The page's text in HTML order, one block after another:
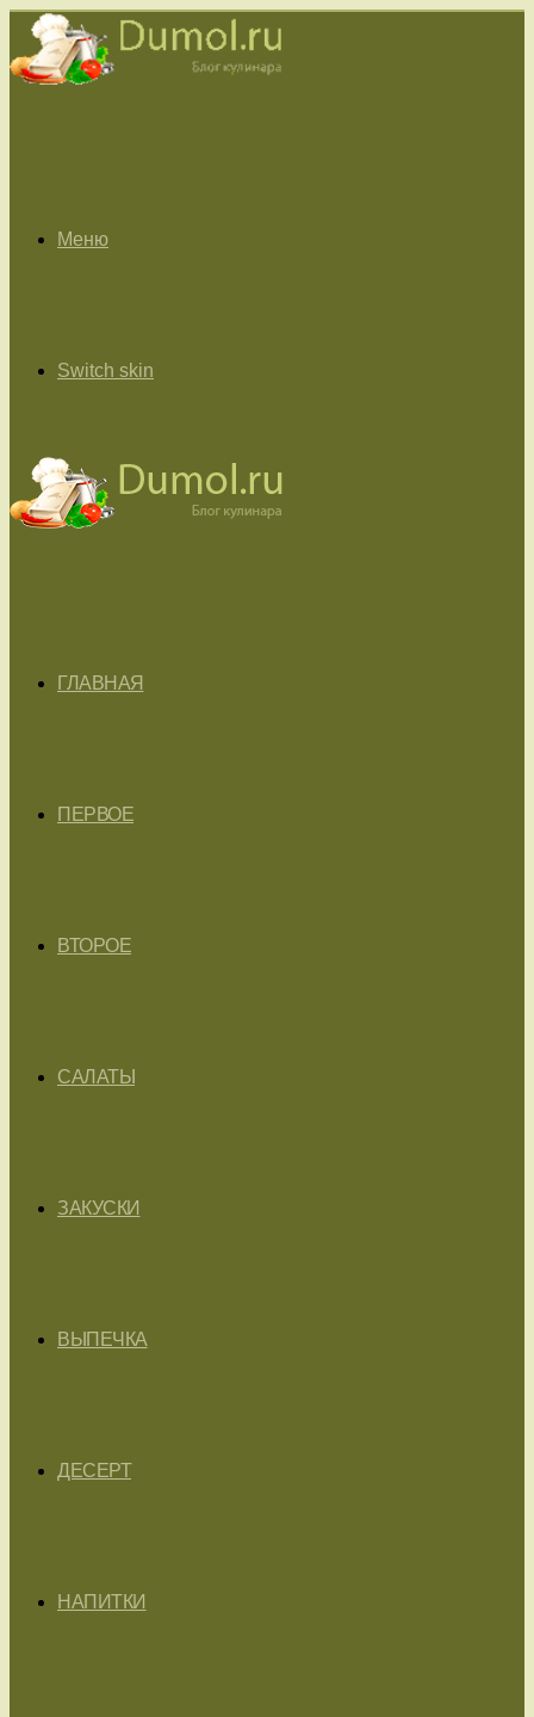
Меню
Switch skin
ГЛАВНАЯ
ПЕРВОЕ
ВТОРОЕ
САЛАТЫ
ЗАКУСКИ
ВЫПЕЧКА
ДЕСЕРТ
НАПИТКИ